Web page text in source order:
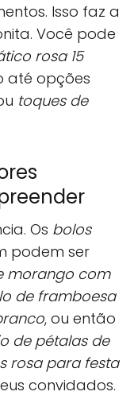
Isso faz a
Você pode
rosa 15
até opções
toques de
Os bolos
podem ser
morango com
de framboesa
, ou então
de pétalas de
rosa para festa
convidados.